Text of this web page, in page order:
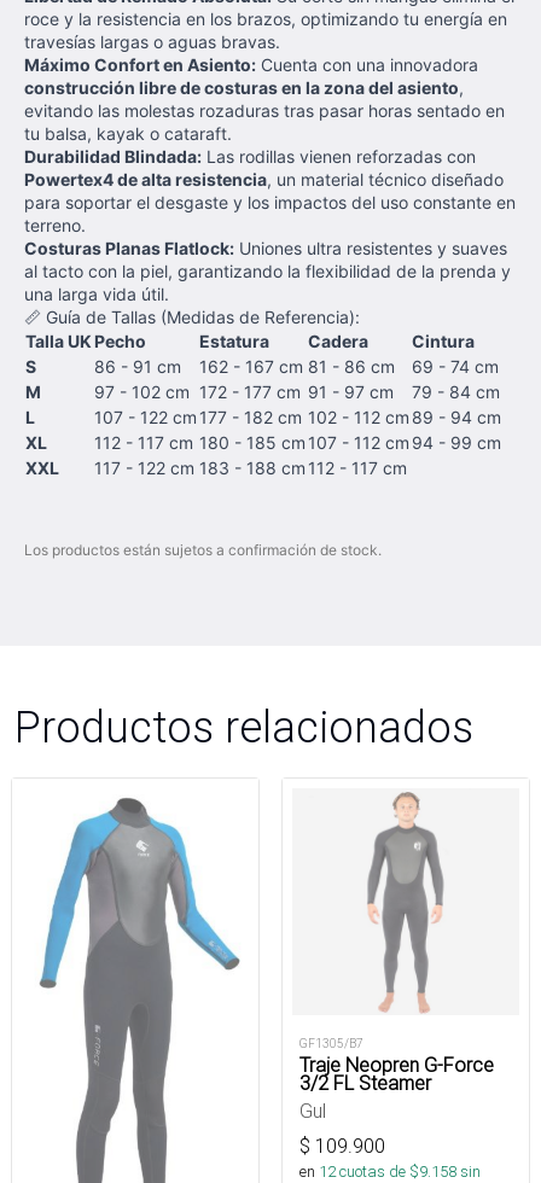
roce y la resistencia en los brazos, optimizando tu energía en
travesías largas o aguas bravas.
Máximo Confort en Asiento: Cuenta con una innovadora
construcción libre de costuras en la zona del asiento,
evitando las molestas rozaduras tras pasar horas sentado en
tu balsa, kayak o cataraft.
Durabilidad Blindada: Las rodillas vienen reforzadas con
Powertex4 de alta resistencia, un material técnico diseñado
para soportar el desgaste y los impactos del uso constante en
terreno.
Costuras Planas Flatlock: Uniones ultra resistentes y suaves
al tacto con la piel, garantizando la flexibilidad de la prenda y
una larga vida útil.
📏 Guía de Tallas (Medidas de Referencia):
Talla UKPecho Estatura Cadera
Cintura
S
86 - 91 cm 162 - 167 cm 81 - 86 cm
69 - 74 cm
M
97 - 102 cm 172 - 177 cm 91 - 97 cm
79 - 84 cm
L
107 - 122 cm 177 - 182 cm 102 - 112 cm 89 - 94 cm
XL
112 - 117 cm 180 - 185 cm 107 - 112 cm 94 - 99 cm
XXL
117 - 122 cm 183 - 188 cm 112 - 117 cm
Los productos están sujetos a confirmación de stock.
Productos relacionados
GF1305/B7
Traje Neopren G-Force
3/2 FL Steamer
Gul
$ 109.900
en 12cuotas de $9.158sin